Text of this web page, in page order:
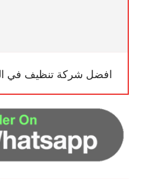
افضل شركة تنظيف في الصاروج :